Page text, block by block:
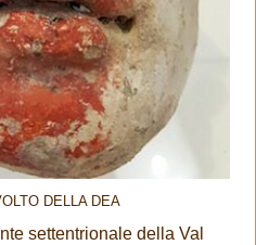
DELLA DEA
settentrionale della Val